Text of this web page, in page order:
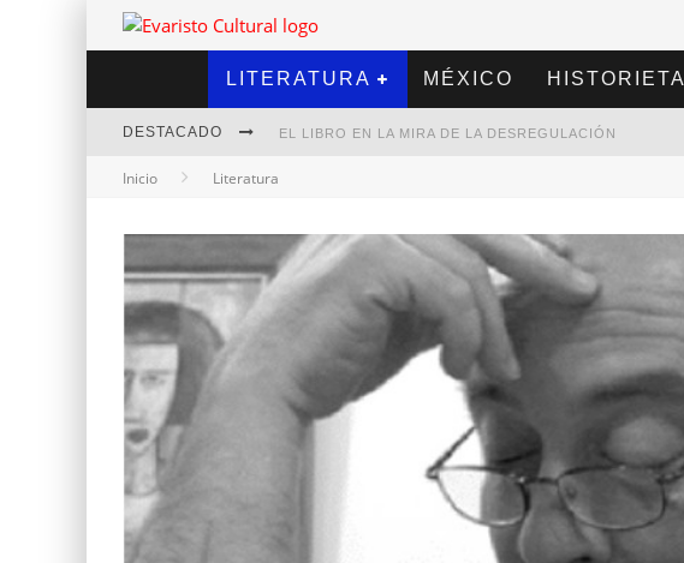
LITERATURA MÉXICO HISTORIETA
DESTACADO EL LIBRO EN LA MIRA DE LA DESREGULACIÓN
DIEGO MERET | HOTEL ACAPULCO
ALEJANDRA CORREA | LA NIEVE
Inicio Literatura